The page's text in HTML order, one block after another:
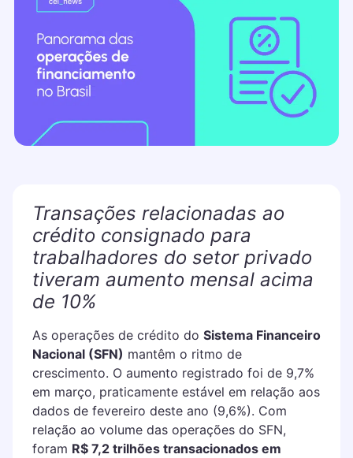
Transações relacionadas ao
crédito consignado para
trabalhadores do setor privado
tiveram aumento mensal acima
de 10%
As operações de crédito do Sistema Financeiro
Nacional (SFN) mantêm o ritmo de
crescimento. O aumento registrado foi de 9,7%
em março, praticamente estável em relação aos
dados de fevereiro deste ano (9,6%). Com
relação ao volume das operações do SFN,
foram R$ 7,2 trilhões transacionados em